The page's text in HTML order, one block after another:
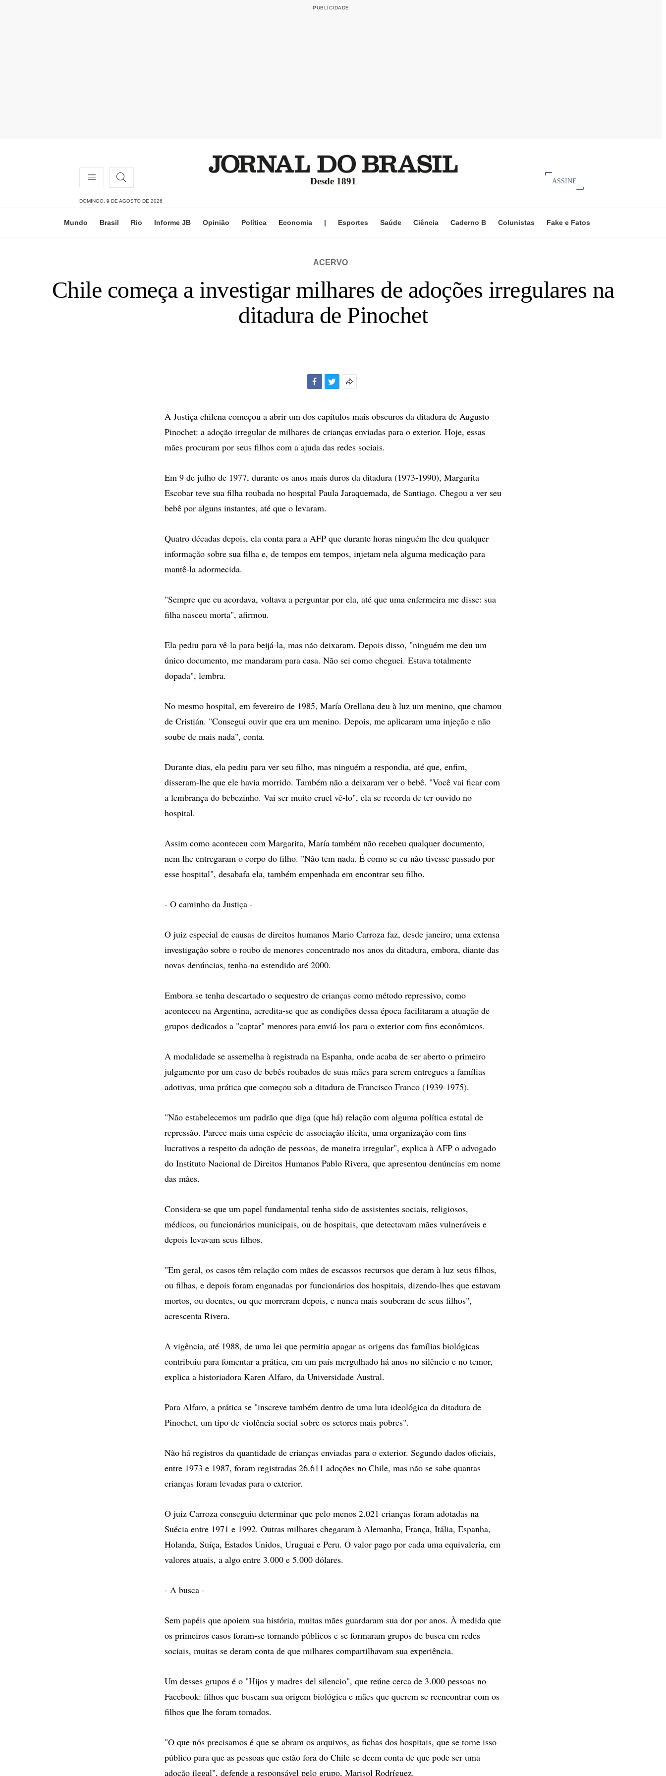
Desde 1891 ASSINE
DOMINGO, 9 DE AGOSTO DE 2026
Mundo Brasil Rio Informe JB Opinião Política Economia | Esportes Saúde Ciência Caderno B Colunistas Fake e Fatos
ACERVO
Chile começa a investigar milhares de adoções irregulares na
ditadura de Pinochet
compartilhamento
A Justiça chilena começou a abrir um dos capítulos mais obscuros da ditadura de Augusto
Pinochet: a adoção irregular de milhares de crianças enviadas para o exterior. Hoje, essas
mães procuram por seus filhos com a ajuda das redes sociais.
Em 9 de julho de 1977, durante os anos mais duros da ditadura (1973-1990), Margarita
Escobar teve sua filha roubada no hospital Paula Jaraquemada, de Santiago. Chegou a ver seu
bebê por alguns instantes, até que o levaram.
Quatro décadas depois, ela conta para a AFP que durante horas ninguém lhe deu qualquer
informação sobre sua filha e, de tempos em tempos, injetam nela alguma medicação para
mantê-la adormecida.
"Sempre que eu acordava, voltava a perguntar por ela, até que uma enfermeira me disse: sua
filha nasceu morta", afirmou.
Ela pediu para vê-la para beijá-la, mas não deixaram. Depois disso, "ninguém me deu um
único documento, me mandaram para casa. Não sei como cheguei. Estava totalmente
dopada", lembra.
No mesmo hospital, em fevereiro de 1985, María Orellana deu à luz um menino, que chamou
de Cristián. "Consegui ouvir que era um menino. Depois, me aplicaram uma injeção e não
soube de mais nada", conta.
Durante dias, ela pediu para ver seu filho, mas ninguém a respondia, até que, enfim,
disseram-lhe que ele havia morrido. Também não a deixaram ver o bebê. "Você vai ficar com
a lembrança do bebezinho. Vai ser muito cruel vê-lo", ela se recorda de ter ouvido no
hospital.
Assim como aconteceu com Margarita, María também não recebeu qualquer documento,
nem lhe entregaram o corpo do filho. "Não tem nada. É como se eu não tivesse passado por
esse hospital", desabafa ela, também empenhada em encontrar seu filho.
- O caminho da Justiça -
O juiz especial de causas de direitos humanos Mario Carroza faz, desde janeiro, uma extensa
investigação sobre o roubo de menores concentrado nos anos da ditadura, embora, diante das
novas denúncias, tenha-na estendido até 2000.
Embora se tenha descartado o sequestro de crianças como método repressivo, como
aconteceu na Argentina, acredita-se que as condições dessa época facilitaram a atuação de
grupos dedicados a "captar" menores para enviá-los para o exterior com fins econômicos.
A modalidade se assemelha à registrada na Espanha, onde acaba de ser aberto o primeiro
julgamento por um caso de bebês roubados de suas mães para serem entregues a famílias
adotivas, uma prática que começou sob a ditadura de Francisco Franco (1939-1975).
"Não estabelecemos um padrão que diga (que há) relação com alguma política estatal de
repressão. Parece mais uma espécie de associação ilícita, uma organização com fins
lucrativos a respeito da adoção de pessoas, de maneira irregular", explica à AFP o advogado
do Instituto Nacional de Direitos Humanos Pablo Rivera, que apresentou denúncias em nome
das mães.
Considera-se que um papel fundamental tenha sido de assistentes sociais, religiosos,
médicos, ou funcionários municipais, ou de hospitais, que detectavam mães vulneráveis e
depois levavam seus filhos.
"Em geral, os casos têm relação com mães de escassos recursos que deram à luz seus filhos,
ou filhas, e depois foram enganadas por funcionários dos hospitais, dizendo-lhes que estavam
mortos, ou doentes, ou que morreram depois, e nunca mais souberam de seus filhos",
acrescenta Rivera.
A vigência, até 1988, de uma lei que permitia apagar as origens das famílias biológicas
contribuiu para fomentar a prática, em um país mergulhado há anos no silêncio e no temor,
explica a historiadora Karen Alfaro, da Universidade Austral.
Para Alfaro, a prática se "inscreve também dentro de uma luta ideológica da ditadura de
Pinochet, um tipo de violência social sobre os setores mais pobres".
Não há registros da quantidade de crianças enviadas para o exterior. Segundo dados oficiais,
entre 1973 e 1987, foram registradas 26.611 adoções no Chile, mas não se sabe quantas
crianças foram levadas para o exterior.
O juiz Carroza conseguiu determinar que pelo menos 2.021 crianças foram adotadas na
Suécia entre 1971 e 1992. Outras milhares chegaram à Alemanha, França, Itália, Espanha,
Holanda, Suíça, Estados Unidos, Uruguai e Peru. O valor pago por cada uma equivaleria, em
valores atuais, a algo entre 3.000 e 5.000 dólares.
- A busca -
Sem papéis que apoiem sua história, muitas mães guardaram sua dor por anos. À medida que
os primeiros casos foram-se tornando públicos e se formaram grupos de busca em redes
sociais, muitas se deram conta de que milhares compartilhavam sua experiência.
Um desses grupos é o "Hijos y madres del silencio", que reúne cerca de 3.000 pessoas no
Facebook: filhos que buscam sua origem biológica e mães que querem se reencontrar com os
filhos que lhe foram tomados.
"O que nós precisamos é que se abram os arquivos, as fichas dos hospitais, que se torne isso
público para que as pessoas que estão fora do Chile se deem conta de que pode ser uma
adoção ilegal", defende a responsável pelo grupo, Marisol Rodríguez.